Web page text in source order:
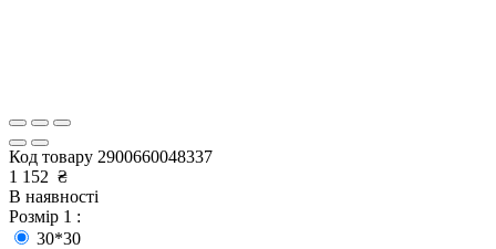
Код товару 2900660048337
1 152 ₴
В наявності
Розмір 1 :
30*30